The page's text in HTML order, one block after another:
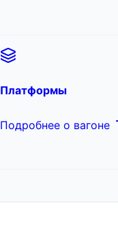
Платформы
Подробнее о вагоне